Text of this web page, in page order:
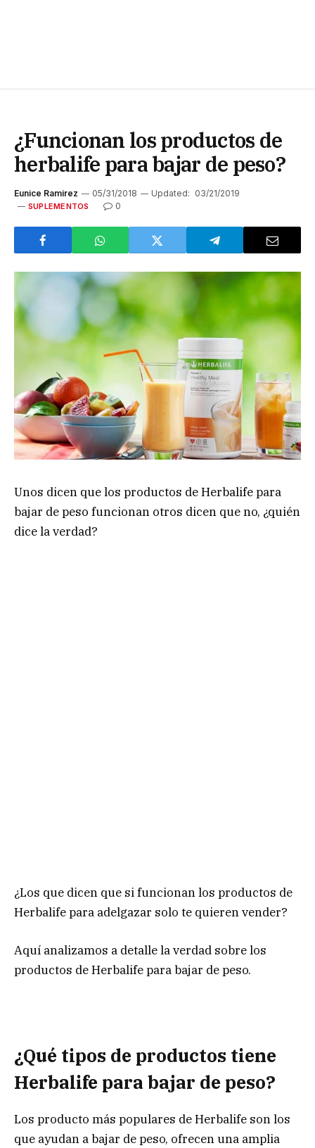
¿Funcionan los productos de
herbalife para bajar de peso?
Eunice Ramirez 05/31/2018 Updated: 03/21/2019
SUPLEMENTOS 0
Unos dicen que los productos de Herbalife para
bajar de peso funcionan otros dicen que no, ¿quién
dice la verdad?
¿Los que dicen que si funcionan los productos de
Herbalife para adelgazar solo te quieren vender?
Aquí analizamos a detalle la verdad sobre los
productos de Herbalife para bajar de peso.
¿Qué tipos de productos tiene
Herbalife para bajar de peso?
Los producto más populares de Herbalife son los
que ayudan a bajar de peso, ofrecen una amplia